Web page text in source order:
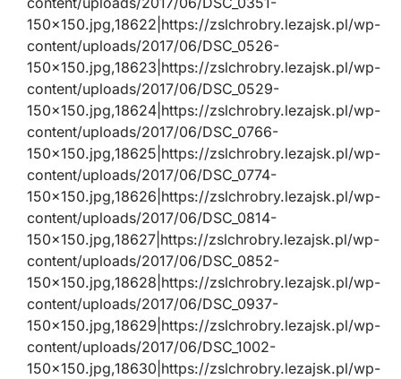
150×150.jpg,18622|https://zslchrobry.lezajsk.pl/wp-
content/uploads/2017/06/DSC_0526-
150×150.jpg,18623|https://zslchrobry.lezajsk.pl/wp-
content/uploads/2017/06/DSC_0529-
150×150.jpg,18624|https://zslchrobry.lezajsk.pl/wp-
content/uploads/2017/06/DSC_0766-
150×150.jpg,18625|https://zslchrobry.lezajsk.pl/wp-
content/uploads/2017/06/DSC_0774-
150×150.jpg,18626|https://zslchrobry.lezajsk.pl/wp-
content/uploads/2017/06/DSC_0814-
150×150.jpg,18627|https://zslchrobry.lezajsk.pl/wp-
content/uploads/2017/06/DSC_0852-
150×150.jpg,18628|https://zslchrobry.lezajsk.pl/wp-
content/uploads/2017/06/DSC_0937-
150×150.jpg,18629|https://zslchrobry.lezajsk.pl/wp-
content/uploads/2017/06/DSC_1002-
150×150.jpg,18630|https://zslchrobry.lezajsk.pl/wp-